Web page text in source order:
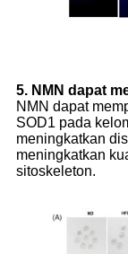
5. NMN dapat
NMN dapat
SOD1 pada
meningkatkan
meningkatkan
sitoskeleton.